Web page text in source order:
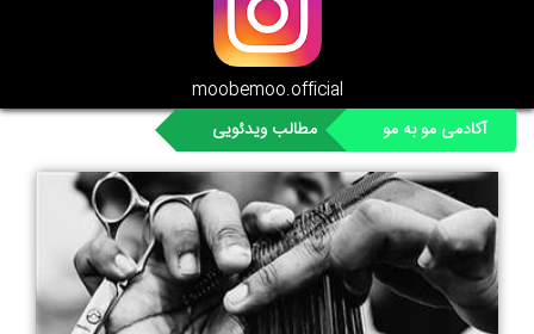
moobemoo.official
آکادمی مو به مو
مطالب ویدئویی